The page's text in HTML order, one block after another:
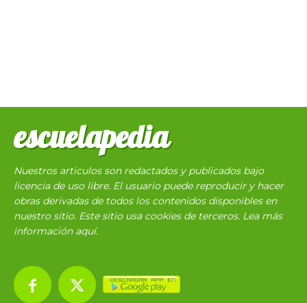
escuelapedia
Nuestros articulos son redactados y publicados bajo
licencia de uso libre. El usuario puede reproducir y hacer
obras derivadas de todos los contenidos disponibles en
nuestro sitio. Este sitio usa cookies de terceros. Lea más
información aquí.